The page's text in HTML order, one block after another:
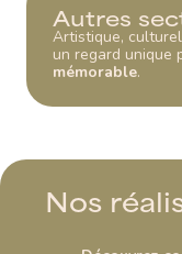
Autres
Artistique,
un regard unique
mémorable.
Nos réali